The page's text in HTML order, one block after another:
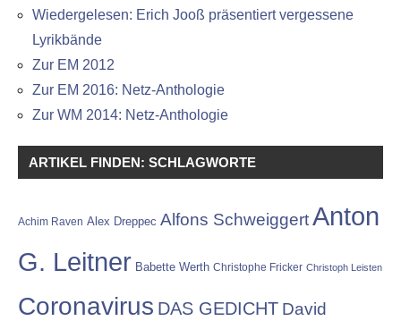
Wiedergelesen: Erich Jooß präsentiert vergessene
Lyrikbände
Zur EM 2012
Zur EM 2016: Netz-Anthologie
Zur WM 2014: Netz-Anthologie
ARTIKEL FINDEN: SCHLAGWORTE
Achim Raven Alex Dreppec Alfons Schweiggert Anton
G. Leitner Babette Werth Christophe Fricker Christoph Leisten
Coronavirus DAS GEDICHT David